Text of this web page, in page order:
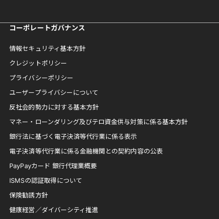
コーポレートガバナンス
情報セキュリティ基本方針
クレジットポリシー
プライバシーポリシー
ユーザープライバシーについて
反社会的勢力に対する基本方針
マネー・ローンダリング及びテロ資金供与対策に係る基本方針
銀行法に基づく電子決済等代行業に係る表示
電子決済等代行業に係る金融機関との契約内容の公表
PayPayカード 銀行代理業概要
ISMSの認証取得について
保険勧誘方針
健康経営／ダイバーシティ推進